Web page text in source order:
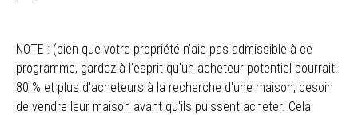
NOTE : (bien que votre propriété n'aie pas admissible à ce
programme, gardez à l'esprit qu'un acheteur potentiel pourrait.
80 % et plus d'acheteurs à la recherche d'une maison, besoin
de vendre leur maison avant qu'ils puissent acheter. Cela